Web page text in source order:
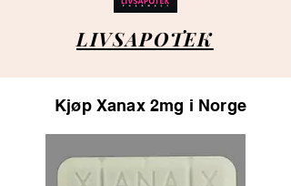
LIVSAPOTEK
​Kjøp Xanax 2mg i Norge